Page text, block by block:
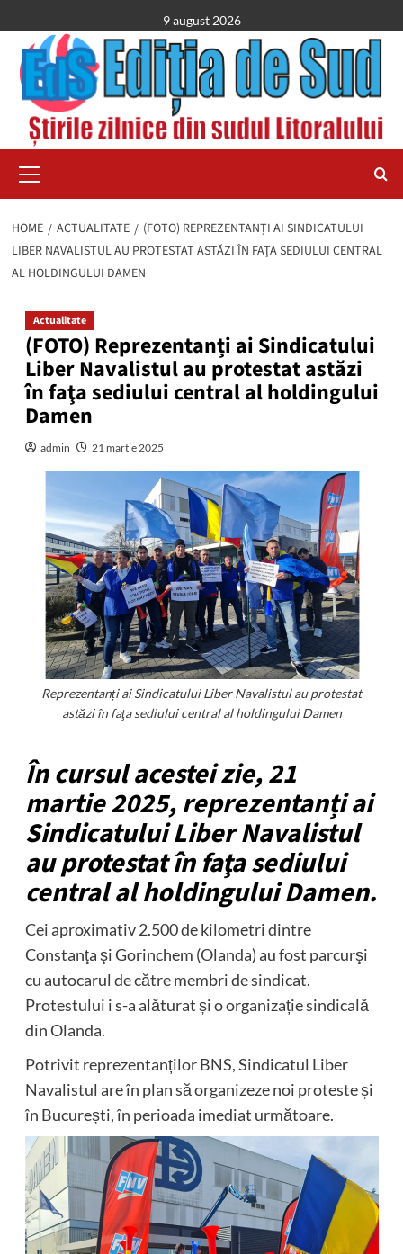
to
content
9 august 2026
Menu
HOME ACTUALITATE
(FOTO) REPREZENTANȚI AI SINDICATULUI
LIBER NAVALISTUL AU PROTESTAT ASTĂZI ÎN FAŢA SEDIULUI CENTRAL
AL HOLDINGULUI DAMEN
Actualitate
(FOTO) Reprezentanți ai Sindicatului
Liber Navalistul au protestat astăzi
în faţa sediului central al holdingului
Damen
admin 21 martie 2025
Reprezentanți ai Sindicatului Liber Navalistul au protestat
astăzi în faţa sediului central al holdingului Damen
În cursul acestei zie, 21
martie 2025, reprezentanți ai
Sindicatului Liber Navalistul
au protestat în faţa sediului
central al holdingului Damen.
Cei aproximativ 2.500 de kilometri dintre
Constanţa şi Gorinchem (Olanda) au fost parcurşi
cu autocarul de către membri de sindicat.
Protestului i s-a alăturat și o organizație sindicală
din Olanda.
Potrivit reprezentanților BNS, Sindicatul Liber
Navalistul are în plan să organizeze noi proteste și
în București, în perioada imediat următoare.